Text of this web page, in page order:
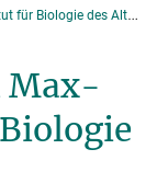
Biologie des Alterns
Max-